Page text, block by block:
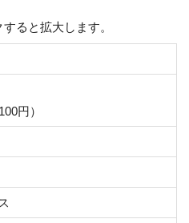
ると拡大します。
円）